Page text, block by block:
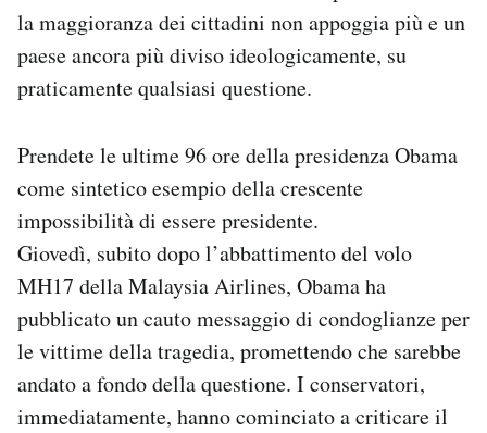
la maggioranza dei cittadini non appoggia più e un
paese ancora più diviso ideologicamente, su
praticamente qualsiasi questione.
Prendete le ultime 96 ore della presidenza Obama
come sintetico esempio della crescente
impossibilità di essere presidente.
Giovedì, subito dopo l’abbattimento del volo
MH17 della Malaysia Airlines, Obama ha
pubblicato un cauto messaggio di condoglianze per
le vittime della tragedia, promettendo che sarebbe
andato a fondo della questione. I conservatori,
immediatamente, hanno cominciato a criticare il